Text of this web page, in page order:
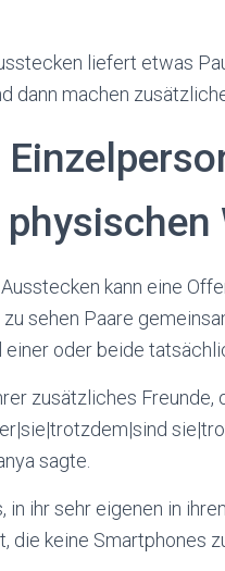
liefert etwas
dann machen
kann eine
sehen Paare
oder beide
zusätzliches
sagte.
in ihr sehr eigenen in
die keine Smartphones